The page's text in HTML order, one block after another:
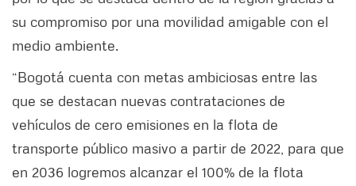
su compromiso por una movilidad amigable con el
medio ambiente.
“Bogotá cuenta con metas ambiciosas entre las
que se destacan nuevas contrataciones de
vehículos de cero emisiones en la flota de
transporte público masivo a partir de 2022, para que
en 2036 logremos alcanzar el 100% de la flota